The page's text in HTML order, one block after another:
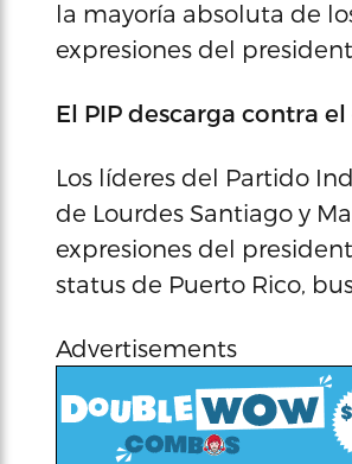
la mayoría absoluta de
expresiones del
El PIP descarga contra
Los líderes del Partido
de Lourdes Santiago y
expresiones del
status de Puerto Rico,
Advertisements